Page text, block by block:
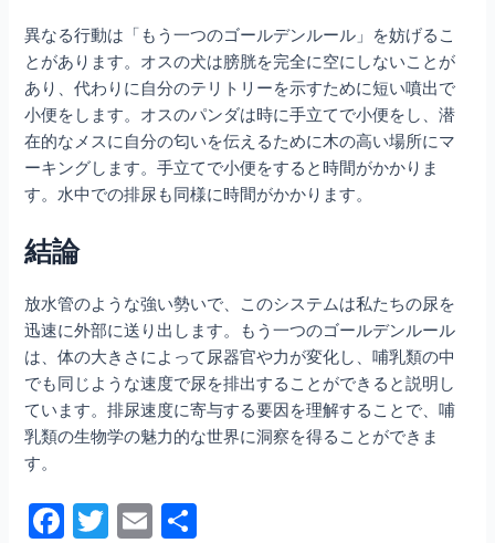
異なる行動は「もう一つのゴールデンルール」を妨げるこ
とがあります。オスの犬は膀胱を完全に空にしないことが
あり、代わりに自分のテリトリーを示すために短い噴出で
小便をします。オスのパンダは時に手立てで小便をし、潜
在的なメスに自分の匂いを伝えるために木の高い場所にマ
ーキングします。手立てで小便をすると時間がかかりま
す。水中での排尿も同様に時間がかかります。
結論
放水管のような強い勢いで、このシステムは私たちの尿を
迅速に外部に送り出します。もう一つのゴールデンルール
は、体の大きさによって尿器官や力が変化し、哺乳類の中
でも同じような速度で尿を排出することができると説明し
ています。排尿速度に寄与する要因を理解することで、哺
乳類の生物学の魅力的な世界に洞察を得ることができま
す。
F
T
E